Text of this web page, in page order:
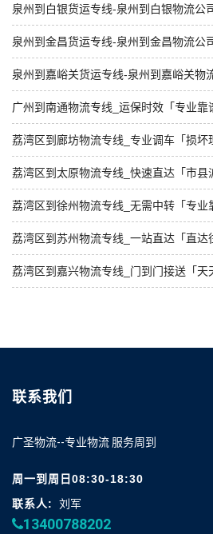
泉州到白银货运专线-泉州到白银物流公
泉州到金昌货运专线-泉州到金昌物流公
广州到南通物流专线_运保时效「专业靠
荔湾区到廊坊物流专线_专业调车「损坏
荔湾区到太原物流专线_快速直达「市县
荔湾区到徐州物流专线_无需中转「专业
荔湾区到苏州物流专线_一站直达「直达
荔湾区到嘉兴物流专线_门到门接送「天
联系我们
广圣物流--专业物流 服务周到
周一到周日08:30-18:30
联系人:
刘军
13400788202